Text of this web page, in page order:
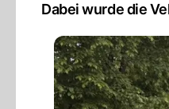
Dabei wurde die